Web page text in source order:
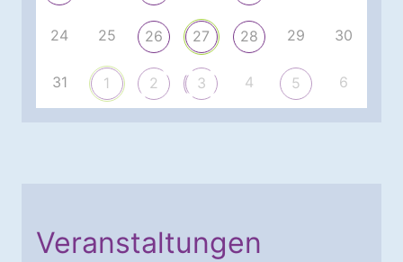
24 25 26 27 28 29 30
31 1 2 3 4 5 6
Veranstaltungen